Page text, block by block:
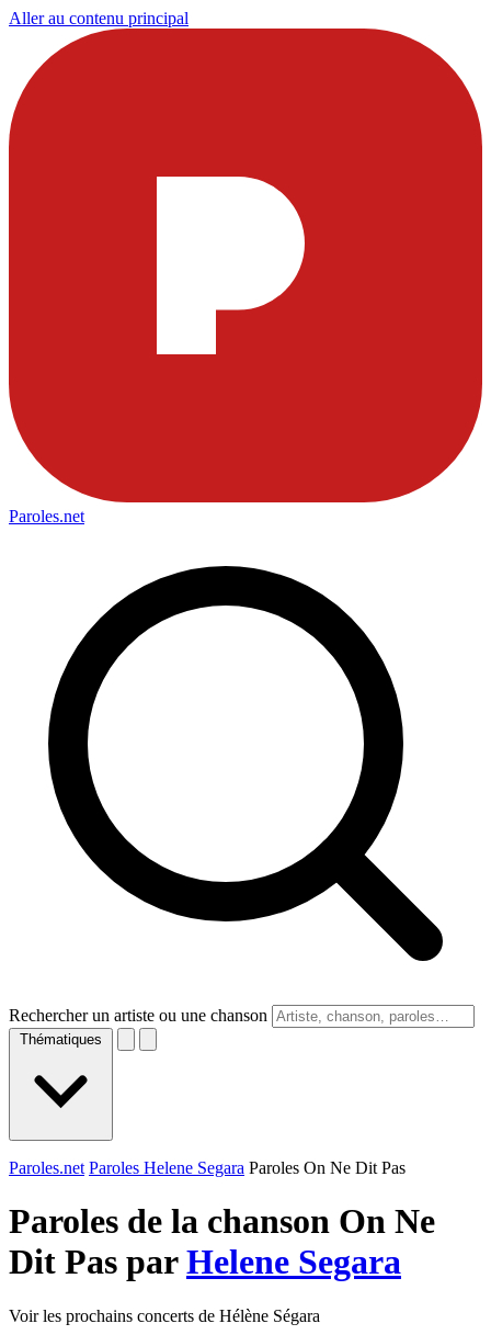
Aller au contenu principal
Paroles.net
Rechercher un artiste ou une chanson
Thématiques
Paroles.net Paroles Helene Segara Paroles On Ne Dit Pas
Paroles de la chanson On Ne
Dit Pas parHelene Segara
Voir les prochains concerts de Hélène Ségara